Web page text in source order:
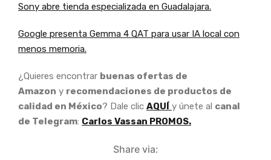
Sony abre tienda especializada en Guadalajara.
Google presenta Gemma 4 QAT para usar IA local con
menos memoria.
¿Quieres encontrar buenas ofertas de
Amazon y recomendaciones de productos de
calidad en México? Dale clic AQUÍ y únete al canal
de Telegram: Carlos Vassan PROMOS.
Share via: